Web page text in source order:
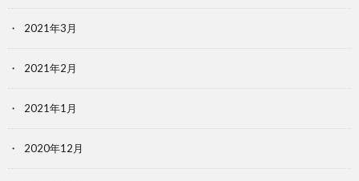
2021年3月
2021年2月
2021年1月
2020年12月